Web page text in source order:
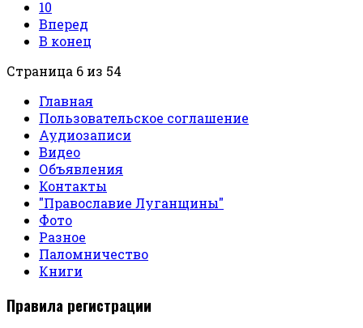
10
Вперед
В конец
Страница 6 из 54
Главная
Пользовательское соглашение
Аудиозаписи
Видео
Объявления
Контакты
"Православие Луганщины"
Фото
Разное
Паломничество
Книги
Правила регистрации